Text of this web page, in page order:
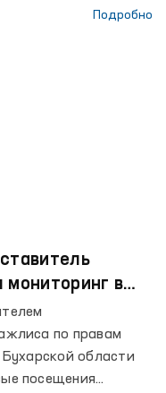
Подробно
в
по правам
области
посещения